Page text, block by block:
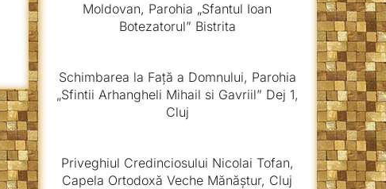
Moldovan, Parohia „Sfantul Ioan
Botezatorul” Bistrita
Schimbarea la Față a Domnului, Parohia
„Sfintii Arhangheli Mihail si Gavriil” Dej 1,
Cluj
Priveghiul Credinciosului Nicolai Tofan,
Capela Ortodoxă Veche Mănăștur, Cluj